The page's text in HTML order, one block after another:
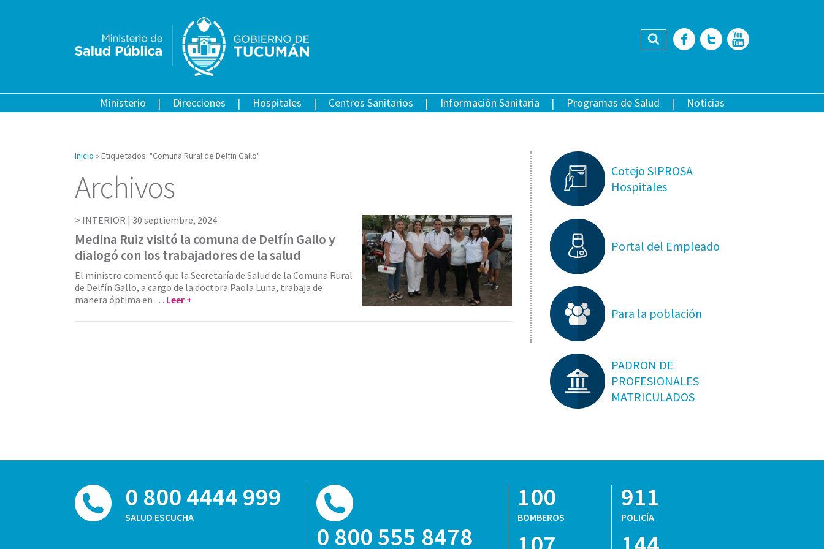
Buscar Facebook
Twitter
Ministerio Direcciones Hospitales Centros Sanitarios Información Sanitaria Programas de Salud Noticias
Inicio » Etiquetados: "Comuna Rural de Delfín Gallo"
Archivos
INTERIOR | 30 septiembre, 2024
Medina Ruiz visitó la comuna de Delfín Gallo y
dialogó con los trabajadores de la salud
El ministro comentó que la Secretaría de Salud de la Comuna Rural
de Delfín Gallo, a cargo de la doctora Paola Luna, trabaja de
manera óptima en … Leer +
Cotejo SIPROSA
Hospitales
Portal del Empleado
Para la población
PADRON DE
PROFESIONALES
MATRICULADOS
0 800 4444 999
SALUD ESCUCHA
0 800 555 8478
100
BOMBEROS
911
POLICÍA